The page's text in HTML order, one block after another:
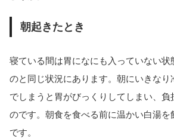
朝起きたとき
寝ている間は胃になにも入っていない状
のと同じ状況にあります。朝にいきなり
でしまうと胃がびっくりしてしまい、負
のです。朝食を食べる前に温かい白湯を
です。